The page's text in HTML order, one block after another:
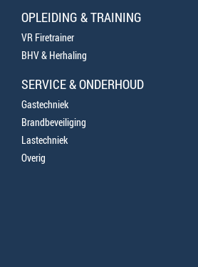
OPLEIDING & TRAINING
VR Firetrainer
BHV & Herhaling
SERVICE & ONDERHOUD
Gastechniek
Brandbeveiliging
Lastechniek
Overig